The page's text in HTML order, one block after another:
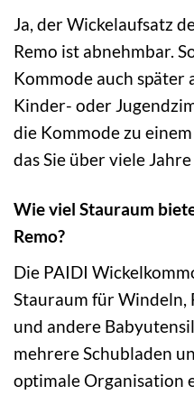
Ja, der Wickelaufsatz
Remo ist abnehmbar.
Kommode auch später
Kinder- oder
die Kommode zu
das Sie über viele
Wie viel Stauraum
Remo?
Die PAIDI
Stauraum für Windeln,
und andere
mehrere Schubladen
optimale Organisation